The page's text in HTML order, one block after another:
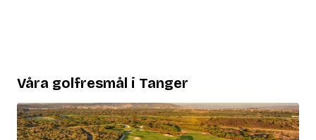
Våra golfresmål i Tanger